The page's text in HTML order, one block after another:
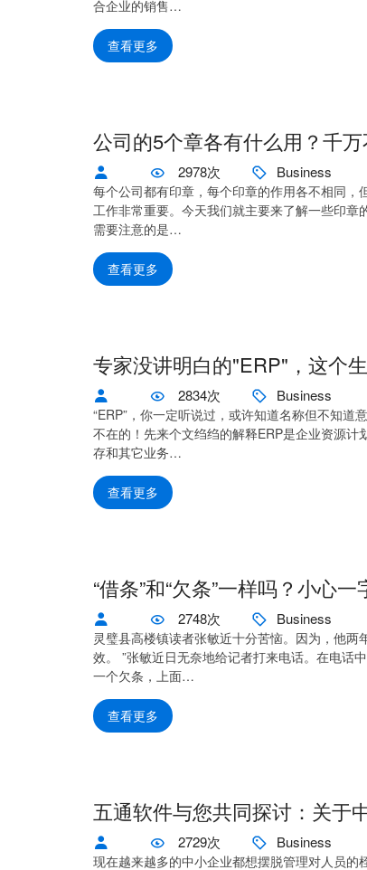
合企业的销售…
查看更多
公司的5个章各有什么用？千万
2978次 Business
每个公司都有印章，每个印章的作用各不相同
工作非常重要。今天我们就主要来了解一些印章
需要注意的是…
查看更多
专家没讲明白的"ERP"，这个
2834次 Business
“ERP”，你一定听说过，或许知道名称但不知
不在的！先来个文绉绉的解释ERP是企业资源
存和其它业务…
查看更多
“借条”和“欠条”一样吗？小心
2748次 Business
灵璧县高楼镇读者张敏近十分苦恼。因为，他
效。 ”张敏近日无奈地给记者打来电话。在电话
一个欠条，上面…
查看更多
五通软件与您共同探讨：关于
2729次 Business
现在越来越多的中小企业都想摆脱管理对人员